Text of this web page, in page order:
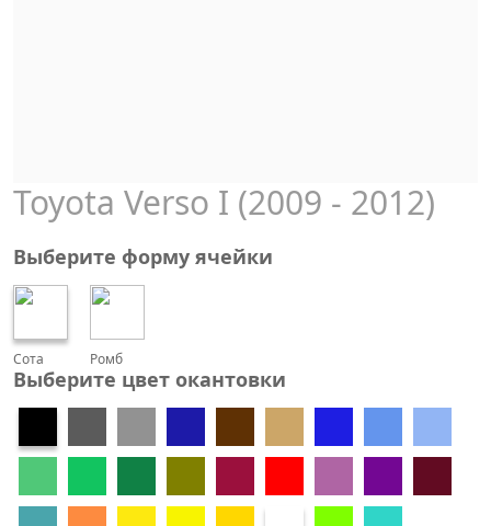
Toyota Verso I (2009 - 2012)
Выберите форму ячейки
Сота Ромб
Выберите цвет окантовки